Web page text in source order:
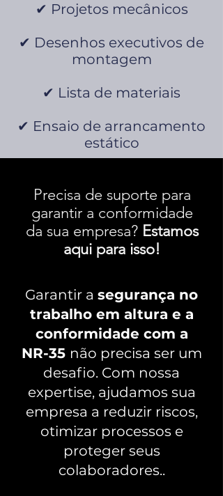
✔ Projetos mecânicos
✔ Desenhos executivos de
montagem
✔ Lista de materiais
✔ Ensaio de arrancamento
estático
Precisa de suporte para
garantir a conformidade
da sua empresa? Estamos
aqui para isso!
Garantir a segurança no
trabalho em altura e a
conformidade com a
NR-35 não precisa ser um
desafio. Com nossa
expertise, ajudamos sua
empresa a reduzir riscos,
otimizar processos e
proteger seus
colaboradores..